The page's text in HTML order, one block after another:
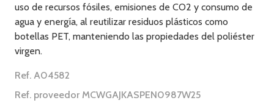
uso de recursos fósiles, emisiones de CO2 y consumo de
agua y energía, al reutilizar residuos plásticos como
botellas PET, manteniendo las propiedades del poliéster
virgen.
Ref. A04582
Ref. proveedor MCWGAJKASPEN0987W25